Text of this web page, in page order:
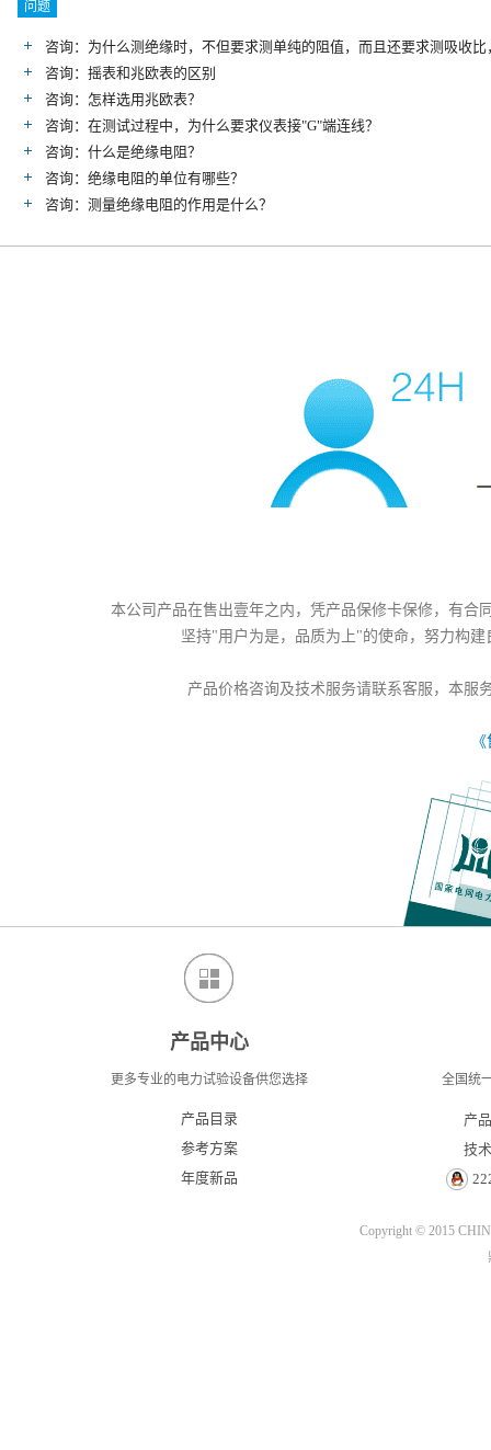
问题
咨询：为什么测绝缘时，不但要求测单纯的阻值，而且还要求测吸收比
咨询：摇表和兆欧表的区别
咨询：怎样选用兆欧表？
咨询：在测试过程中，为什么要求仪表接"G"端连线？
咨询：什么是绝缘电阻？
咨询：绝缘电阻的单位有哪些？
咨询：测量绝缘电阻的作用是什么？
本公司产品在售出壹年之内，凭产品保修卡保修，有合
坚持"用户为是，品质为上"的使命，努力构
产品价格咨询及技术服务请联系客服，本服
产品中心
更多专业的电力试验设备供您选择
产品目录
参考方案
年度新品
全国统
产
技
Copyright © 2015